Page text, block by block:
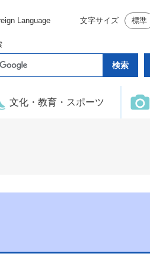
Language 文字サイズ 標準
文化・教育・スポーツ